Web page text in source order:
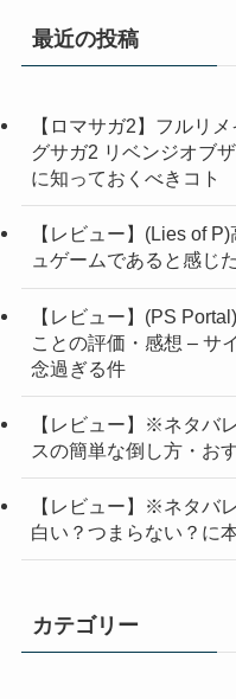
最近の投稿
【ロマサガ2】フルリ
グサガ2 リベンジオブ
に知っておくべきコト
【レビュー】(Lies of
ュゲームであると感じ
【レビュー】(PS
ことの評価・感想 – サ
念過ぎる件
【レビュー】※ネタバ
スの簡単な倒し方・お
【レビュー】※ネタバ
白い？つまらない？に
カテゴリー